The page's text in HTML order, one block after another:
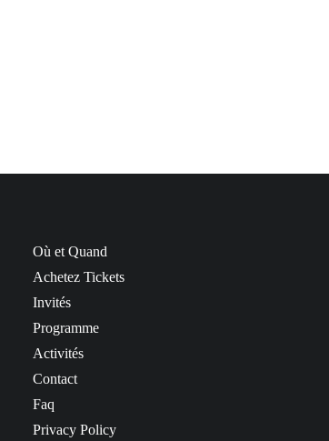
Où et Quand
Achetez Tickets
Invités
Programme
Activités
Contact
Faq
Privacy Policy